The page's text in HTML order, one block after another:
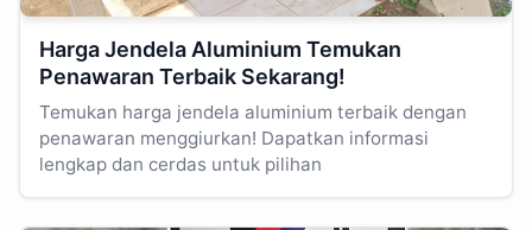
Harga Jendela Aluminium Temukan
Penawaran Terbaik Sekarang!
Temukan harga jendela aluminium terbaik dengan
penawaran menggiurkan! Dapatkan informasi
lengkap dan cerdas untuk pilihan